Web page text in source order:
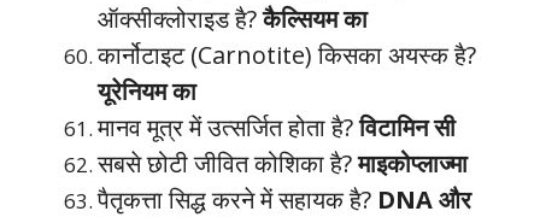
ऑक्सीक्लोराइड है?कैल्सियम का
कार्नोटाइट (Carnotite) किसका अयस्क है?
यूरेनियम का
मानव मूत्र में उत्सर्जित होता है?विटामिन सी
सबसे छोटी जीवित कोशिका है?माइकोप्लाज्मा
पैतृकत्ता सिद्ध करने में सहायक है? DNA और